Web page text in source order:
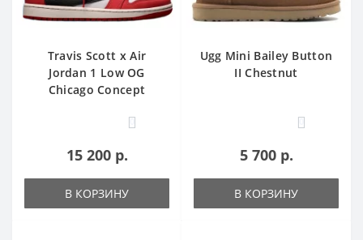
Travis Scott x Air
Jordan 1 Low OG
Chicago Concept
0
15 200 р.
В КОРЗИНУ
Ugg Mini Bailey Button
II Chestnut
0
5 700 р.
В КОРЗИНУ